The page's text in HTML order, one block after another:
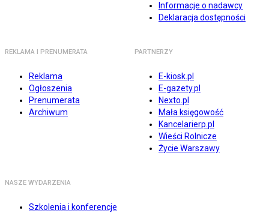
Informacje o nadawcy
Deklaracja dostępności
REKLAMA I PRENUMERATA
Reklama
Ogłoszenia
Prenumerata
Archiwum
PARTNERZY
E-kiosk.pl
E-gazety.pl
Nexto.pl
Mała księgowość
Kancelarierp.pl
Wieści Rolnicze
Życie Warszawy
NASZE WYDARZENIA
Szkolenia i konferencje